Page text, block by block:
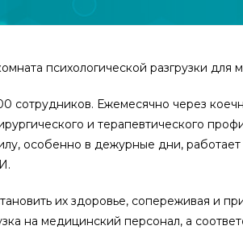
психологической разгрузки для
сотрудников. Ежемесячно через
и терапевтического
особенно в дежурные дни,
их здоровье, сопереживая и
на медицинский персонал, а